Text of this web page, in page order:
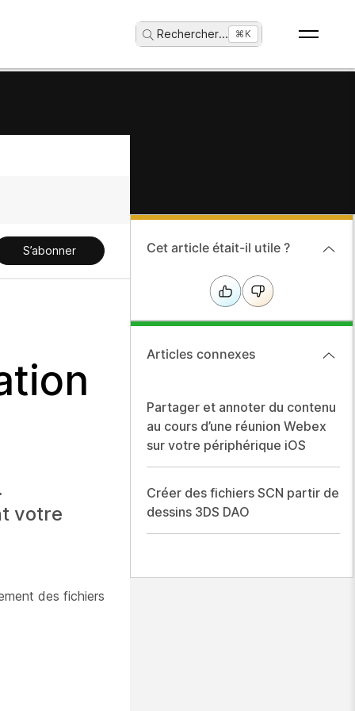
Rechercher... ⌘K
S’abonner
votre
des fichiers
Cet article était-il utile ?
Articles connexes
Partager et annoter du contenu
au cours d’une réunion Webex
sur votre périphérique iOS
Créer des fichiers SCN partir de
dessins 3DS DAO